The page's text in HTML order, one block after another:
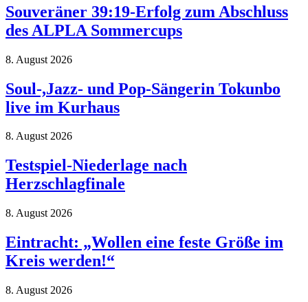
Souveräner 39:19-Erfolg zum Abschluss
des ALPLA Sommercups
8. August 2026
Soul-,Jazz- und Pop-Sängerin Tokunbo
live im Kurhaus
8. August 2026
Testspiel-Niederlage nach
Herzschlagfinale
8. August 2026
Eintracht: „Wollen eine feste Größe im
Kreis werden!“
8. August 2026